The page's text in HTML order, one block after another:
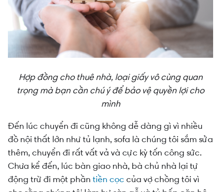
Hợp đồng cho thuê nhà, loại giấy vô cùng quan
trọng mà bạn cần chú ý để bảo vệ quyền lợi cho
mình
Đến lúc chuyển đi cũng không dễ dàng gì vì nhiều
đồ nội thất lớn như tủ lạnh, sofa là chúng tôi sắm sửa
thêm, chuyển đi rất vất vả và cực kỳ tốn công sức.
Chưa kể đến, lúc bàn giao nhà, bà chủ nhà lại tự
động trừ đi một phần tiền cọc của vợ chồng tôi vì